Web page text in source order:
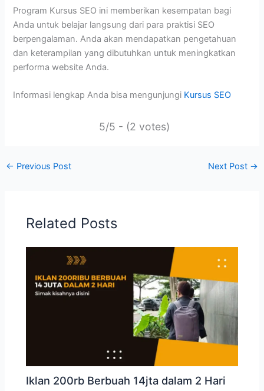
Program Kursus SEO ini memberikan kesempatan bagi
Anda untuk belajar langsung dari para praktisi SEO
berpengalaman. Anda akan mendapatkan pengetahuan
dan keterampilan yang dibutuhkan untuk meningkatkan
performa website Anda.
Informasi lengkap Anda bisa mengunjungi Kursus SEO
5/5 - (2 votes)
← Previous Post Next Post →
Related Posts
Iklan 200rb Berbuah 14jta dalam 2 Hari